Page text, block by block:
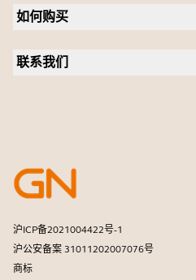
新闻稿
案例研究
全向麦
个人摄像头
软件
如何购买
联系我们
开发者计划
合作伙伴计划
商用产品寿命终止政策
沪ICP备2021004422号-1
沪公安备案 31011202007076号
商标